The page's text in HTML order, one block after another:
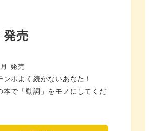
発売
発売
ンポよく続かないあなた！
本で「動詞」をモノにしてくだ